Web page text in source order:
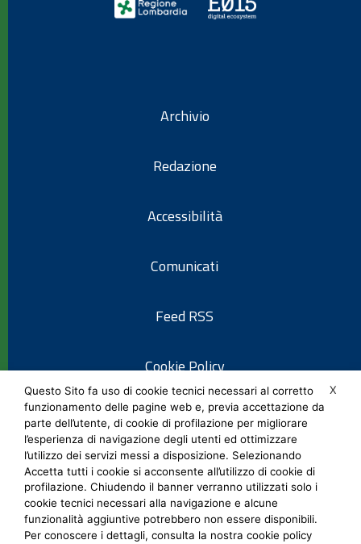
Archivio
Redazione
Accessibilità
Comunicati
Feed RSS
Cookie Policy
Informativa privacy
Note legali
Social Media Policy
X
Questo Sito fa uso di cookie tecnici necessari al corretto
funzionamento delle pagine web e, previa accettazione da
parte dell’utente, di cookie di profilazione per migliorare
l’esperienza di navigazione degli utenti ed ottimizzare
l’utilizzo dei servizi messi a disposizione. Selezionando
Accetta tutti i cookie si acconsente all’utilizzo di cookie di
profilazione. Chiudendo il banner verranno utilizzati solo i
cookie tecnici necessari alla navigazione e alcune
funzionalità aggiuntive potrebbero non essere disponibili.
Per conoscere i dettagli, consulta la nostra cookie policy